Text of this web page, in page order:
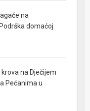
na
domaćoj
na Dječijem
Pećanima u